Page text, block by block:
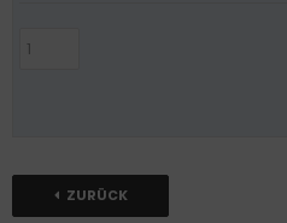
ZURÜCK